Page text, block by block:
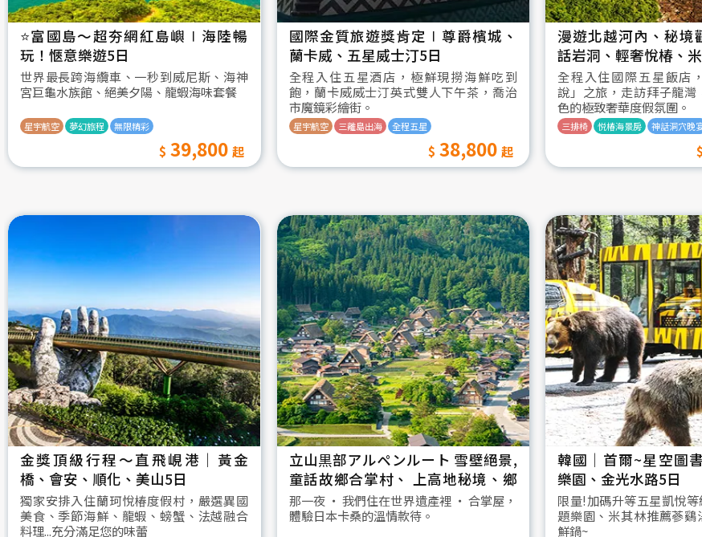
⭐️富國島～超夯網紅島嶼∣海陸暢
玩！愜意樂遊5日
世界最長跨海纜車、一秒到威尼斯、海神
宮巨龜水族館、絕美夕陽、龍蝦海味套餐
星宇航空 夢幻旅程 無限精彩
39,800
國際金質旅遊獎肯定∣尊爵檳城、
蘭卡威、五星威士汀5日
全程入住五星酒店，極鮮現撈海鮮吃到
飽，蘭卡威威士汀英式雙人下午茶，喬治
市魔鏡彩繪街。
星宇航空 三離島出海 全程五星
38,800
漫遊北越河內、秘境
話岩洞、輕奢悅椿、
全程入住國際五星飯店
說」之旅，走訪拜子龍灣
色的極致奢華度假氛圍。
三排椅 悦椿海景房 神話洞穴晚
金獎頂級行程～直飛峴港｜黃金
橋、會安、順化、美山5日
獨家安排入住蘭珂悅椿度假村，嚴選異國
美食、季節海鮮、龍蝦、螃蟹、法越融合
料理...充分滿足您的味蕾
立山黒部アルペンルート 雪壁絕景,
童話故鄉合掌村、 上高地秘境、鄉
村古街町5日
那一夜 ‧ 我們住在世界遺產裡 ‧ 合掌屋，
體驗日本卡桑的溫情款待。
韓國│首爾~星空圖
樂園、金光水路5日
限量!加碼升等五星凱悅
題樂園、米其林推薦蔘鷄
鮮鍋~